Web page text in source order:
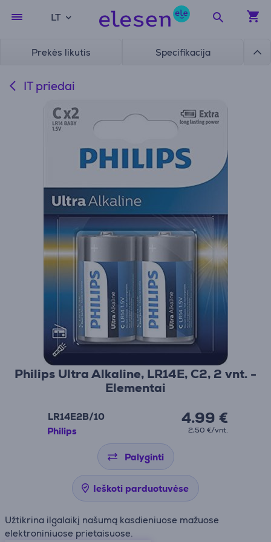
LT
Prekės likutis Specifikacija
IT priedai
Philips Ultra Alkaline, LR14E, C2, 2 vnt. -
Elementai
LR14E2B/10
Philips
4.99 €
2,50 €/vnt.
Palyginti
Ieškoti parduotuvėse
Užtikrina ilgalaikį našumą kasdieniuose mažuose
elektroniniuose prietaisuose.